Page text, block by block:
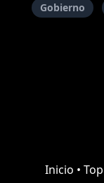
Gobierno
Inicio •